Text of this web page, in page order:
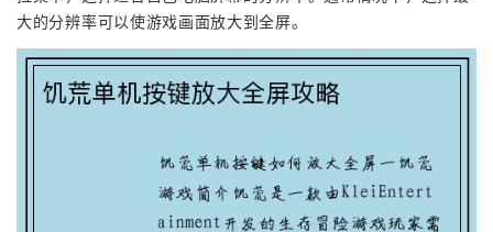
大的分辨率可以使游戏画面放大到全屏。